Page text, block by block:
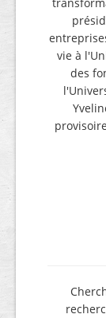
vie à
des